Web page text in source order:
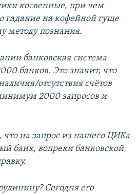
косвенные, при чем
гадание на кофейной гуще
методу познания.
банковская система
банков. Это значит, что
отсутствия счётов
2000 запросов и
на запрос из нашего ЦИКа
банк, вопреки банковской
Сегодня его